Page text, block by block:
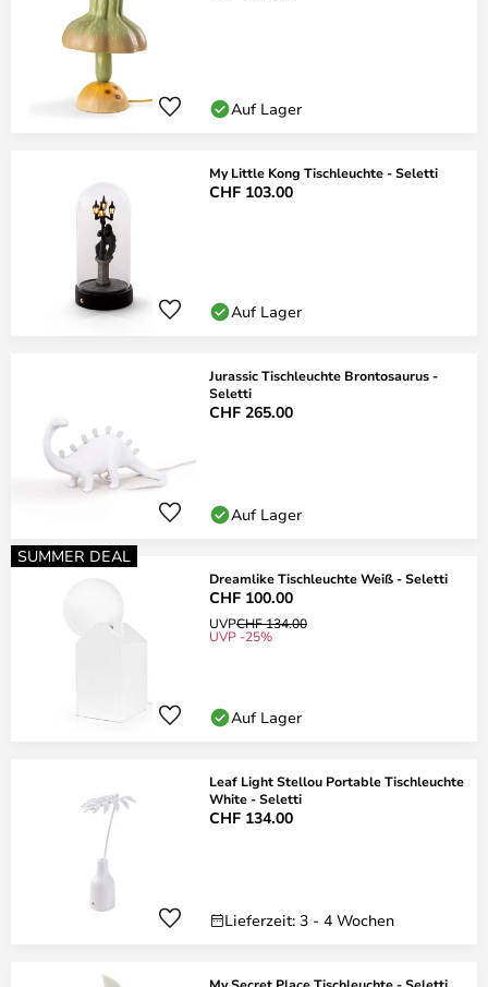
Auf Lager
My Little Kong Tischleuchte - Seletti
CHF 103.00
Auf Lager
Jurassic Tischleuchte Brontosaurus -
Seletti
CHF 265.00
Auf Lager
SUMMER DEAL
Dreamlike Tischleuchte Weiß - Seletti
CHF 100.00
UVPCHF 134.00
UVP -25%
Auf Lager
Leaf Light Stellou Portable Tischleuchte
White - Seletti
CHF 134.00
Lieferzeit: 3 - 4 Wochen